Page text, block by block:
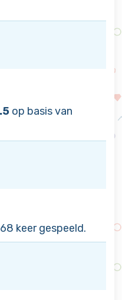
op basis van
keer gespeeld.